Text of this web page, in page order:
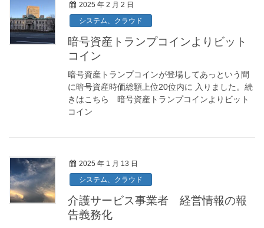
2025 年 2 月 2 日
システム、クラウド
暗号資産トランプコインよりビット
コイン
暗号資産トランプコインが登場してあっという間
に暗号資産時価総額上位20位内に 入りました。続
きはこちら 暗号資産トランプコインよりビット
コイン
2025 年 1 月 13 日
システム、クラウド
介護サービス事業者 経営情報の報
告義務化